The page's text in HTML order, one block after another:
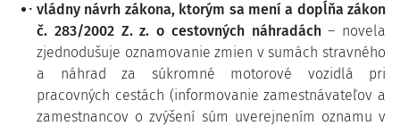
vládny návrh zákona, ktorým sa mení a dopĺňa zákon
č. 283/2002 Z. z. o cestovných náhradách– novela
zjednodušuje oznamovanie zmien v sumách stravného
a náhrad za súkromné motorové vozidlá pri
pracovných cestách (informovanie zamestnávateľov a
zamestnancov o zvýšení súm uverejnením oznamu v